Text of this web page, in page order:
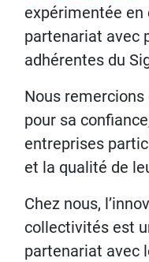
expérimentée en
partenariat avec
adhérentes du
Nous
pour sa
entreprises
et la qualité de
Chez nous,
collectivités est
partenariat avec